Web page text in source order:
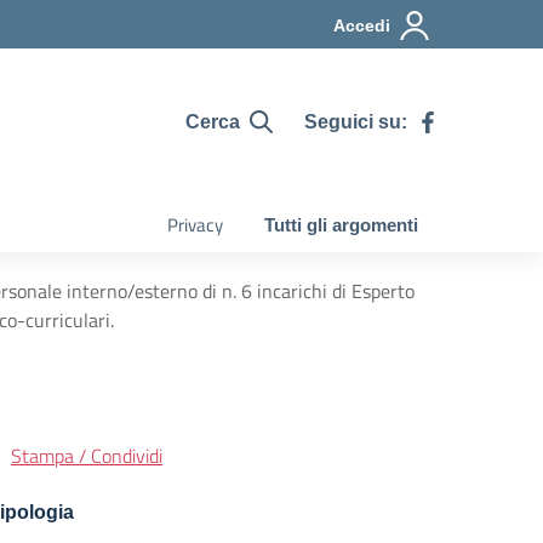
Accedi
Cerca Seguici su:
Privacy Tutti gli argomenti
interno/esterno di n. 6 incarichi di Esperto
curriculari.
Stampa / Condividi